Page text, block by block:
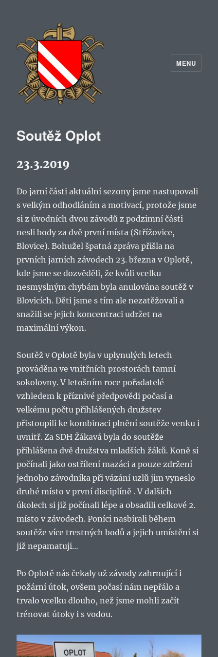
MENU
Soutěž Oplot
23.3.2019
Do jarní části aktuální sezony jsme nastupovali
s velkým odhodláním a motivací, protože jsme
si z úvodních dvou závodů z podzimní části
nesli body za dvě první místa (Střížovice,
Blovice). Bohužel špatná zpráva přišla na
prvních jarních závodech 23. března v Oplotě,
kde jsme se dozvěděli, že kvůli vcelku
nesmyslným chybám byla anulována soutěž v
Blovicích. Děti jsme s tím ale nezatěžovali a
snažili se jejich koncentraci udržet na
maximální výkon.
Soutěž v Oplotě byla v uplynulých letech
prováděna ve vnitřních prostorách tamní
sokolovny. V letošním roce pořadatelé
vzhledem k příznivé předpovědi počasí a
velkému počtu přihlášených družstev
přistoupili ke kombinaci plnění soutěže venku i
uvnitř. Za SDH Žákavá byla do soutěže
přihlášena dvě družstva mladších žáků. Koně si
počínali jako ostřílení mazáci a pouze zdržení
jednoho závodníka při vázání uzlů jim vyneslo
druhé místo v první disciplíně . V dalších
úkolech si již počínali lépe a obsadili celkové 2.
místo v závodech. Poníci nasbírali během
soutěže více trestných bodů a jejich umístění si
již nepamatuji…
Po Oplotě nás čekaly už závody zahrnující i
požární útok, ovšem počasí nám nepřálo a
trvalo vcelku dlouho, než jsme mohli začít
trénovat útoky i s vodou.